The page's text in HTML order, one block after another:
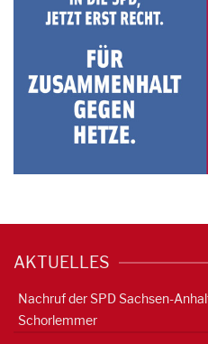
AKTUELLES
Nachruf der SPD Sachsen-
Schorlemmer